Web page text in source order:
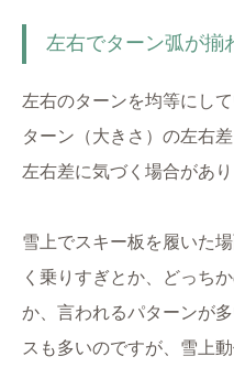
左右でターン弧が揃
左右のターンを均等にし
ターン（大きさ）の左右
左右差に気づく場合があり
雪上でスキー板を履いた
く乗りすぎとか、どっち
か、言われるパターンが
スも多いのですが、雪上